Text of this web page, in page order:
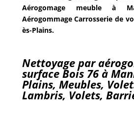
Aérogomage meuble à
Aérogommage Carrosserie de
ès-Plains.
Nettoyage par
surface Bois 76 à
Plains, Meubles,
Lambris, Volets,